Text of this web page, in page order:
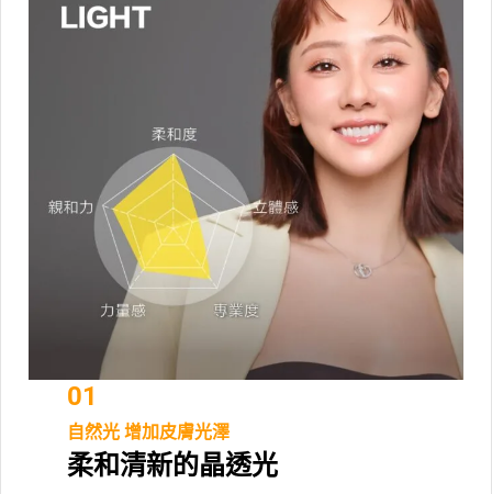
01
自然光 增加皮膚光澤
柔和清新的晶透光